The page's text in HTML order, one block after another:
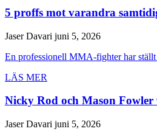
5 proffs mot varandra
Jaser Davari juni 5, 2026
En professionell MMA-fighter har
LÄS MER
Nicky Rod och Mason
Jaser Davari juni 5, 2026